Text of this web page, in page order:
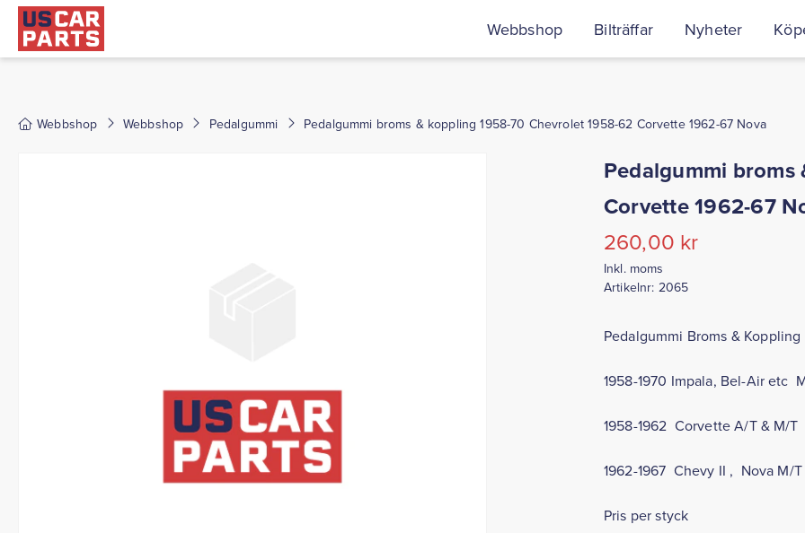
Webbshop Bilträffar Nyheter
Webbshop Webbshop Pedalgummi Pedalgummi broms & koppling 1958-70 Chevrolet 1958-62 Corvette 1962-67 Nova
Pedalgummi
Corvette 1962-67
260,00 kr
Inkl. moms
Artikelnr: 2065
Pedalgummi Broms & Koppling
1958-1970 Impala, Bel-Air etc
1958-1962 Corvette A/T & M/T
1962-1967 Chevy II , Nova M/T
Pris per styck